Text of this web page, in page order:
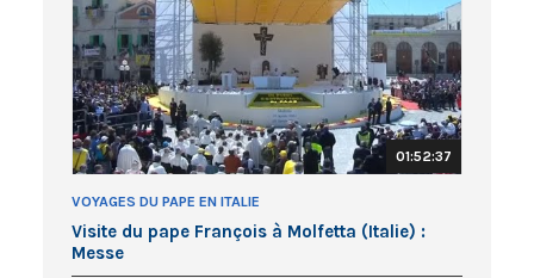
01:52:37
VOYAGES DU PAPE EN ITALIE
Visite du pape François à Molfetta (Italie) :
Messe